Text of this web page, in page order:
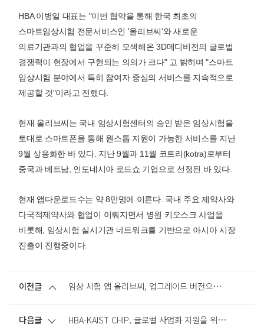
HBA 이병일 대표는 "이번 협약을 통해 한국 최초의
스마트임상시험 전문서비스인 '올리브씨'와 새로운
의료기관과의 협업을 꾸준히 모색해온 3D메디비전의 글로벌
경쟁력이 현장에서 구현되는 의의가 크다" 고 밝히며 "스마트
임상시험 분야에서 특히 참여자 중심의 서비스를 지속적으로
제공할 것"이라고 전했다.
현재 올리브씨는 국내 임상시험센터의 승인 받은 임상시험을
토대로 스마트폰을 통해 원스톱 지원이 가능한 서비스를 지난
9월 상용화한 바 있다. 지난 9월과 11월 코트라(kotra)로부터
중국과 베트남, 인도네시아 로드쇼 기업으로 선정된 바 있다.
현재 앱다운로드수는 약 8만명에 이른다. 국내 주요 제약사와
다국적제약사와 협업이 이뤄지면서 병원 키오스크 사업을
비롯해, 임상시험 실시기관 네트워크를 기반으로 아시아 시장
진출이 진행중이다.
이전글 임상 시험 앱 올리브씨, 업그레이드 버전으로 본격 상용화
다음글 HBA-KAIST CHIP, 글로벌 사업화 지원을 위한 MOU 체결